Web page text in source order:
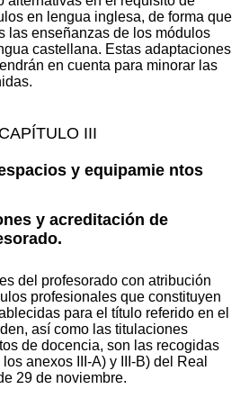
en lengua inglesa, de forma que
las enseñanzas de los módulos
castellana. Estas adaptaciones
en cuenta para minorar las
CAPÍTULO III
y equipamie ntos
y acreditación de
del profesorado con atribución
profesionales que constituyen
para el título referido en el
así como las titulaciones
de docencia, son las recogidas
anexos III-A) y III-B) del Real
29 de noviembre.